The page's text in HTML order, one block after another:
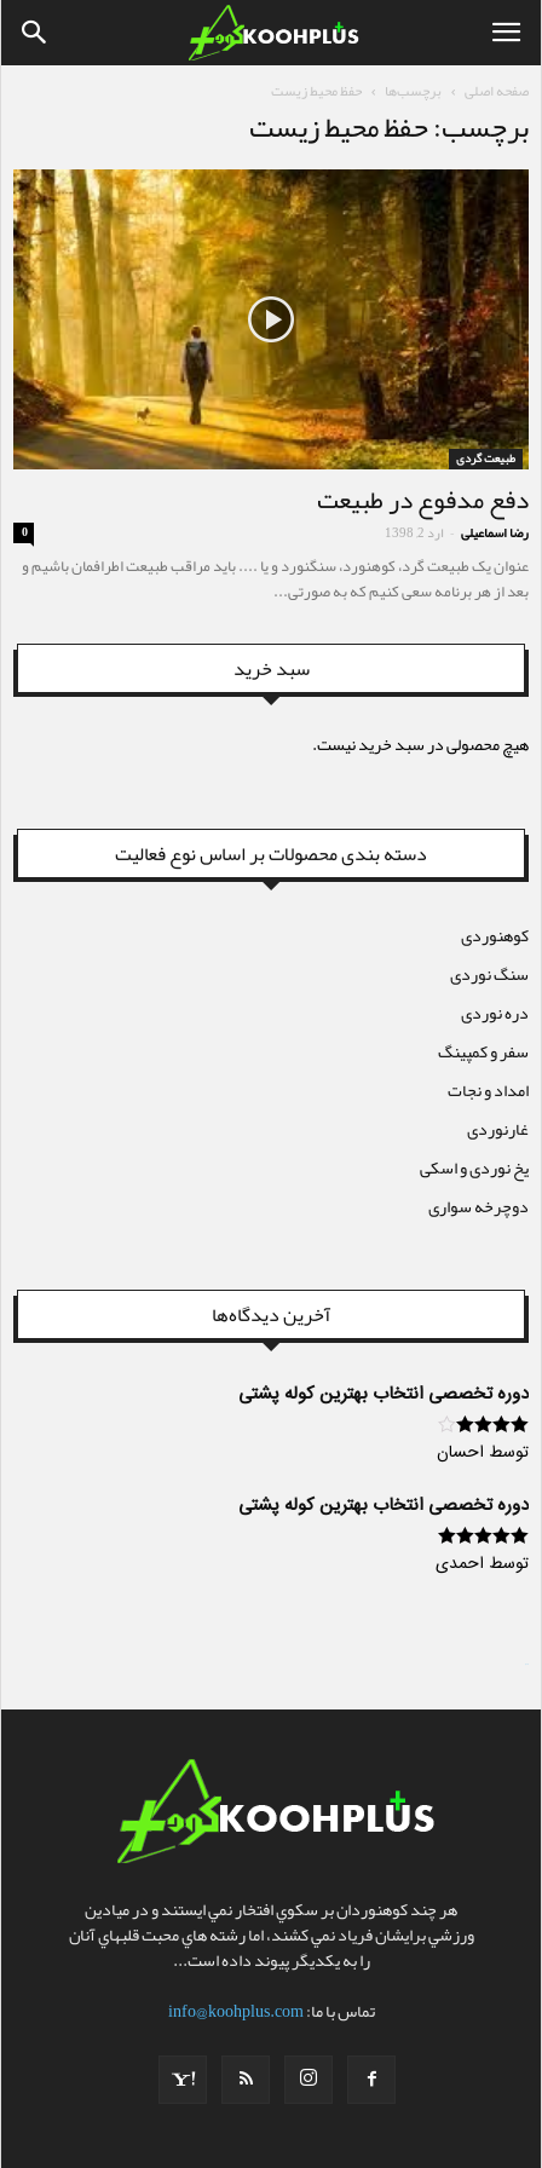
صفحه اصلی برچسب‌ها حفظ محیط زیست
برچسب: حفظ محیط زیست
طبیعت گردی
دفع مدفوع در طبیعت
رضا اسماعیلی - ارد 2, 1398 0
عنوان یک طبیعت گرد، کوهنورد، سنگنورد و یا .... باید مراقب طبیعت اطرافمان باشیم و
بعد از هر برنامه سعی کنیم که به صورتی...
سبد خرید
هیچ محصولی در سبد خرید نیست.
دسته بندی محصولات بر اساس نوع فعالیت
کوهنوردی
سنگ نوردی
دره نوردی
سفر و کمپینگ
امداد و نجات
غارنوردی
یخ نوردی و اسکی
دوچرخه سواری
آخرین دیدگاه‌ها
دوره تخصصی انتخاب بهترین کوله پشتی
امتیاز 4از
5
توسط احسان
دوره تخصصی انتخاب بهترین کوله پشتی
امتیاز 5از 5
توسط احمدی
هر چند کوهنوردان بر سکوي افتخار نمي ايستند و در ميادين
ورزشي برايشان فرياد نمي کشند، اما رشته هاي محبت قلبهاي آنان
را به يکديگر پيوند داده است...
تماس با ما:info@koohplus.com